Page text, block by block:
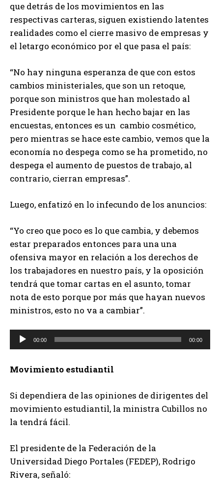
que detrás de los movimientos en las
respectivas carteras, siguen existiendo latentes
realidades como el cierre masivo de empresas y
el letargo económico por el que pasa el país:
“No hay ninguna esperanza de que con estos
cambios ministeriales, que son un retoque,
porque son ministros que han molestado al
Presidente porque le han hecho bajar en las
encuestas, entonces es un cambio cosmético,
pero mientras se hace este cambio, vemos que la
economía no despega como se ha prometido, no
despega el aumento de puestos de trabajo, al
contrario, cierran empresas”.
Luego, enfatizó en lo infecundo de los anuncios:
“Yo creo que poco es lo que cambia, y debemos
estar preparados entonces para una una
ofensiva mayor en relación a los derechos de
los trabajadores en nuestro país, y la oposición
tendrá que tomar cartas en el asunto, tomar
nota de esto porque por más que hayan nuevos
ministros, esto no va a cambiar”.
e
r
d
u
c
00:00 00:00
Movimiento estudiantil
Si dependiera de las opiniones de dirigentes del
movimiento estudiantil, la ministra Cubillos no
la tendrá fácil.
El presidente de la Federación de la
Universidad Diego Portales (FEDEP), Rodrigo
Rivera, señaló: